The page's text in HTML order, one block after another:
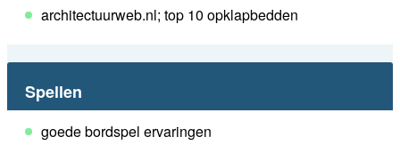
architectuurweb.nl; top 10 opklapbedden
Spellen
goede bordspel ervaringen